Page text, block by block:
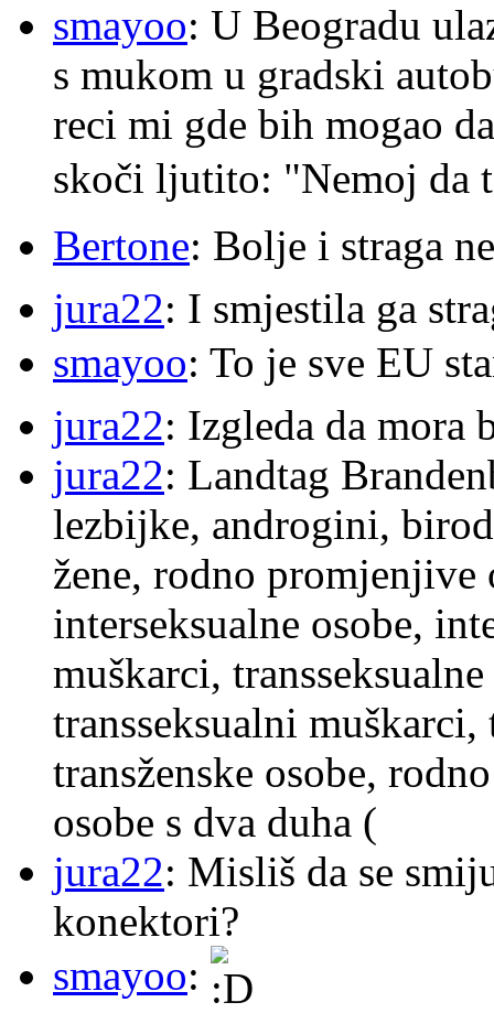
smayoo: U Beogradu
s mukom u gradski
reci mi gde bih mogao
skoči ljutito: "Nemoj da
Bertone: Bolje i straga
jura22: I smjestila ga
smayoo: To je sve EU
jura22: Izgleda da mora
jura22: Landtag
lezbijke, androgini,
žene, rodno
interseksualne osobe,
muškarci,
transseksualni muškarci,
transženske osobe,
osobe s dva duha (
jura22: Misliš da se
konektori?
smayoo: